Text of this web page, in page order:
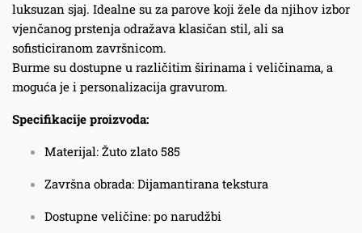
luksuzan sjaj. Idealne su za parove koji žele da njihov izbor
vjenčanog prstenja odražava klasičan stil, ali sa
sofisticiranom završnicom.
Burme su dostupne u različitim širinama i veličinama, a
moguća je i personalizacija gravurom.
Specifikacije proizvoda:
Materijal: Žuto zlato 585
Završna obrada: Dijamantirana tekstura
Dostupne veličine: po narudžbi